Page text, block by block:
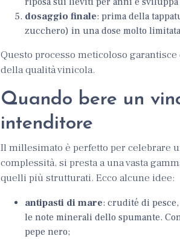
dosaggio finale: prima della
zucchero) in una dose molto
Questo processo meticoloso
della qualità vinicola.
Quando bere un
intenditore
Il millesimato è perfetto per celebrare
complessità, si presta a una vasta
quelli più strutturati. Ecco alcune idee:
antipasti di mare: crudité di
le note minerali dello spumante.
pepe nero;